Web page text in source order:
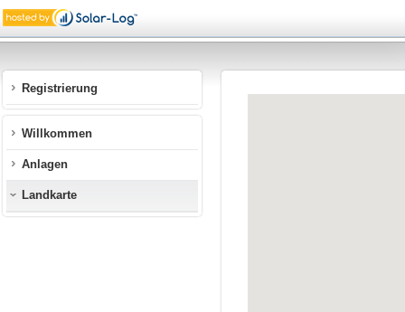
Registrierung
Willkommen
Anlagen
Landkarte